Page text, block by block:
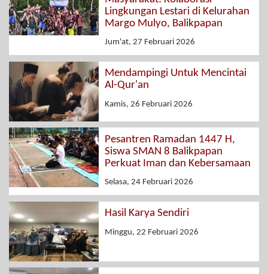
Lingkungan Lestari di Kelurahan
Margo Mulyo, Balikpapan
Jum'at, 27 Februari 2026
Mendampingi Untuk Mencintai
Al-Qur'an
Kamis, 26 Februari 2026
Pesantren Ramadan 1447 H,
Siswa SMAN 8 Balikpapan
Perkuat Iman dan Kebersamaan
Selasa, 24 Februari 2026
Hasil Karya Sendiri
Minggu, 22 Februari 2026